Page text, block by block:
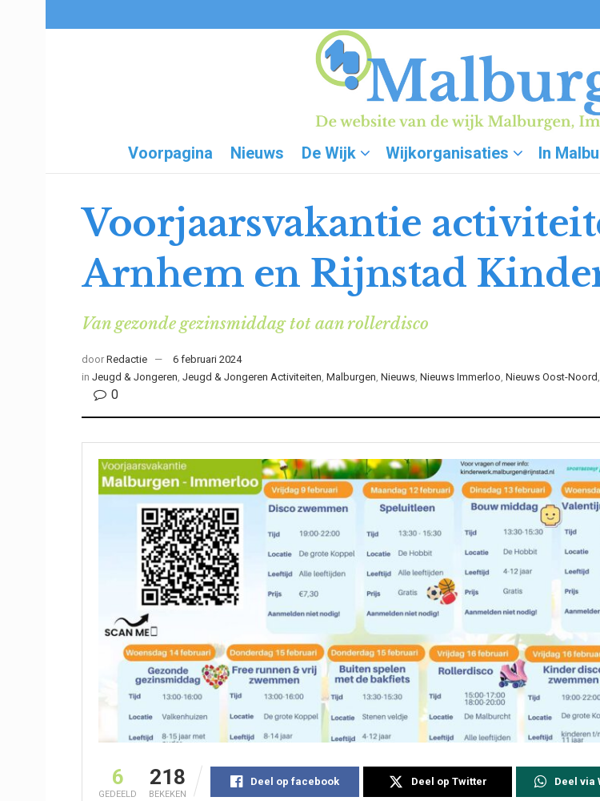
Voorpagina Nieuws De Wijk Wijkorganisaties In
Voorjaarsvakantie
Arnhem en Rijnstad
Van gezonde gezinsmiddag tot aan rollerdisco
door Redactie
6 februari 2024
in Jeugd & Jongeren, Jeugd & Jongeren Activiteiten, Malburgen, Nieuws, Nieuws Immerloo, Nieuws Oost-Noord ,
0
6
GEDEELD
218
BEKEKEN
Deel op facebook Deel op Twitter Deel via